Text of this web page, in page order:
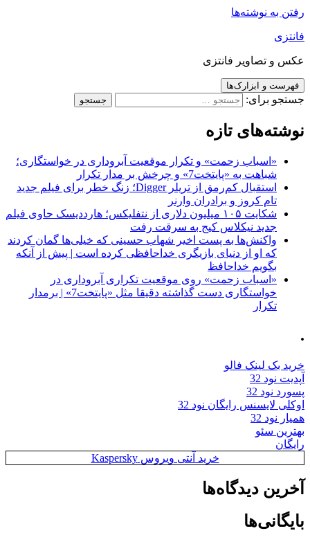
رفتن به نوشته‌ها
فانتزی
عکس و تصاویر فانتزی
فهرست و ابزارک‌ها
جستجو برای:
نوشته‌های تازه
«اسباب زحمت» و تکرار موقعیت آبروداری در خواستگاری؛
شباهت به «پایتخت7» و چرخش بر مدار تکرار
استقبال کم‌رمق از تریلر Digger؛ زنگ خطر برای فیلم جدید
تام کروز و برادران وارنر
شکایت ۱۰۵ میلیون دلاری از نتفلیکس؛ هارددیسک حاوی فیلم
جدید نیکلاس کیج به سرقت رفت
واکنش‌ها به پست اخیر شهاب حسینی که خیلی‌ها گمان کردند
که او از دنیای بازیگری خداحافظی کرده است | پیش از آنکه
بگویم خداحافظ
«اسباب زحمت» روی موقعیت تکراری آبروداری در
خواستگاری دست گذاشته دقیقا مثل «پایتخت7» | برمدار
تکرار
.
خرید بک لینک فالو
آپدیت نود 32
پسورد نود 32
اوکلی لایسنس رایگان نود 32
همیار نود 32
بهترین سئو
رایگان
خرید آنتی ویروس Kaspersky
آخرین دیدگاه‌ها
بایگانی‌ها